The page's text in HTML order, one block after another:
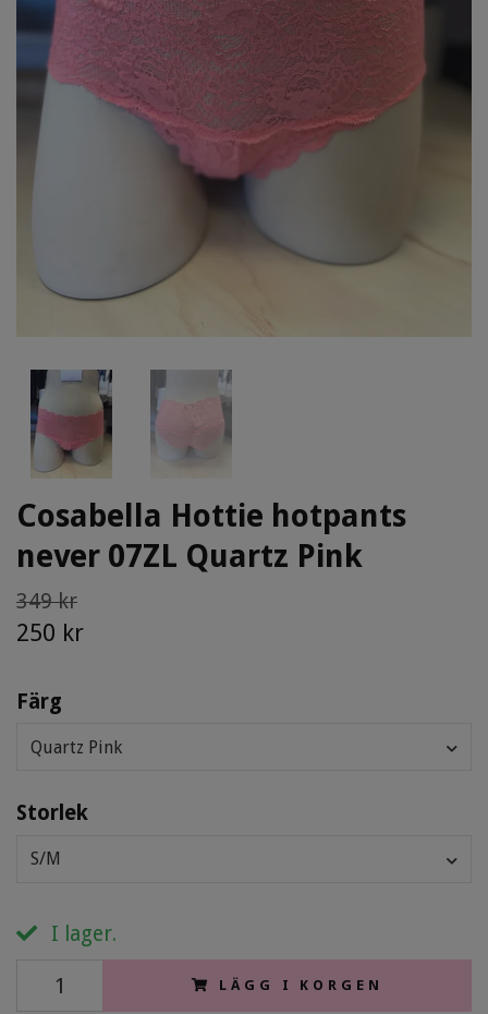
Cosabella Hottie hotpants
never 07ZL Quartz Pink
349 kr
250 kr
Färg
Quartz Pink
Storlek
S/M
I lager.
LÄGG I KORGEN